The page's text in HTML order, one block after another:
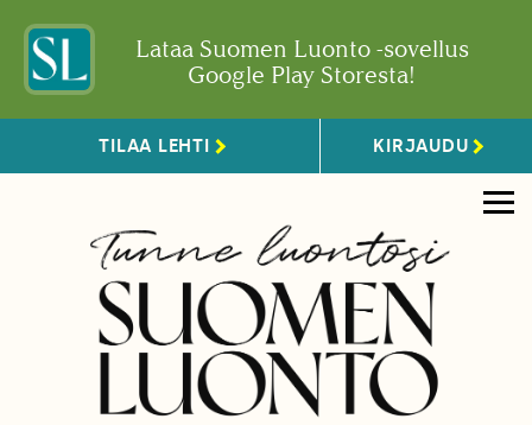
Lataa Suomen Luonto -sovellus
Google Play Storesta!
TILAA LEHTI KIRJAUDU